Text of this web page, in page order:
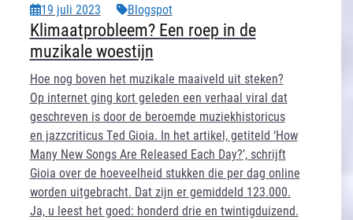
19 juli 2023 Blogspot
Klimaatprobleem? Een roep in de
muzikale woestijn
Hoe nog boven het muzikale maaiveld uit steken?
Op internet ging kort geleden een verhaal viral dat
geschreven is door de beroemde muziekhistoricus
en jazzcriticus Ted Gioia. In het artikel, getiteld ‘How
Many New Songs Are Released Each Day?’, schrijft
Gioia over de hoeveelheid stukken die per dag online
worden uitgebracht. Dat zijn er gemiddeld 123.000.
Ja, u leest het goed: honderd drie en twintigduizend.